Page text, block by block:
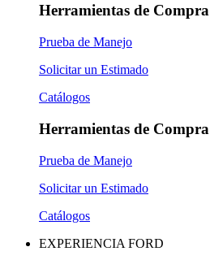
Herramientas de Compra
Prueba de Manejo
Solicitar un Estimado
Catálogos
Herramientas de Compra
Prueba de Manejo
Solicitar un Estimado
Catálogos
EXPERIENCIA FORD